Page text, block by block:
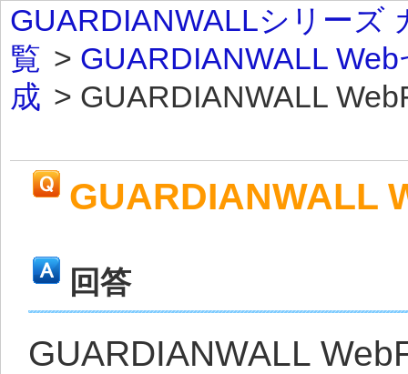
GUARDIANWALLシリーズ
覧 > GUARDIANWALL
成 > GUARDIANWALL
GUARDIANWALL
回答
GUARDIANWALL